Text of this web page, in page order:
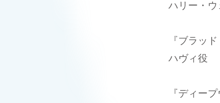
ハリー・
『ブラッ
ハヴィ役
『ディー